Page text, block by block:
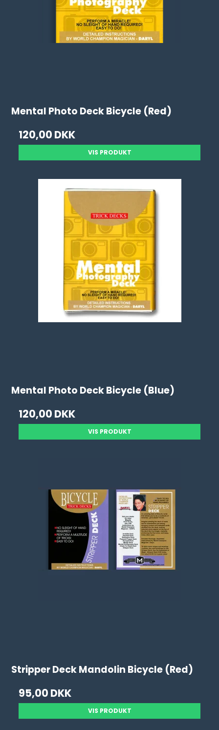
Mental Photo Deck Bicycle (Red)
120,00 DKK
VIS PRODUKT
Mental Photo Deck Bicycle (Blue)
120,00 DKK
VIS PRODUKT
Stripper Deck Mandolin Bicycle (Red)
95,00 DKK
VIS PRODUKT